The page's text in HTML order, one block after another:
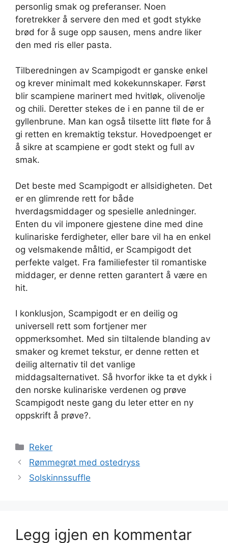
personlig smak og preferanser. Noen
foretrekker å servere den med et godt stykke
brød for å suge opp sausen, mens andre liker
den med ris eller pasta.
Tilberedningen av Scampigodt er ganske enkel
og krever minimalt med kokekunnskaper. Først
blir scampiene marinert med hvitløk, olivenolje
og chili. Deretter stekes de i en panne til de er
gyllenbrune. Man kan også tilsette litt fløte for å
gi retten en kremaktig tekstur. Hovedpoenget er
å sikre at scampiene er godt stekt og full av
smak.
Det beste med Scampigodt er allsidigheten. Det
er en glimrende rett for både
hverdagsmiddager og spesielle anledninger.
Enten du vil imponere gjestene dine med dine
kulinariske ferdigheter, eller bare vil ha en enkel
og velsmakende måltid, er Scampigodt det
perfekte valget. Fra familiefester til romantiske
middager, er denne retten garantert å være en
hit.
I konklusjon, Scampigodt er en deilig og
universell rett som fortjener mer
oppmerksomhet. Med sin tiltalende blanding av
smaker og kremet tekstur, er denne retten et
deilig alternativ til det vanlige
middagsalternativet. Så hvorfor ikke ta et dykk i
den norske kulinariske verdenen og prøve
Scampigodt neste gang du leter etter en ny
oppskrift å prøve?.
Kategorier
Reker
Rømmegrøt med ostedryss
Solskinnssuffle
Legg igjen en kommentar